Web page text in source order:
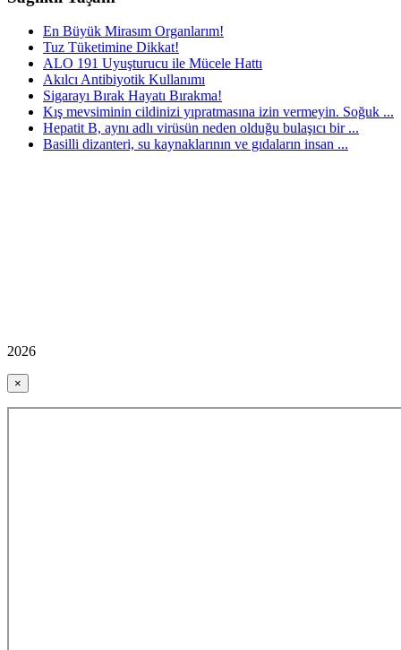
En Büyük Mirasım Organlarım!
Tuz Tüketimine Dikkat!
ALO 191 Uyuşturucu ile Mücele Hattı
Akılcı Antibiyotik Kullanımı
Sigarayı Bırak Hayatı Bırakma!
Kış mevsiminin cildinizi yıpratmasına izin vermeyin. Soğuk ...
Hepatit B, aynı adlı virüsün neden olduğu bulaşıcı bir ...
Basilli dizanteri, su kaynaklarının ve gıdaların insan ...
2026
×